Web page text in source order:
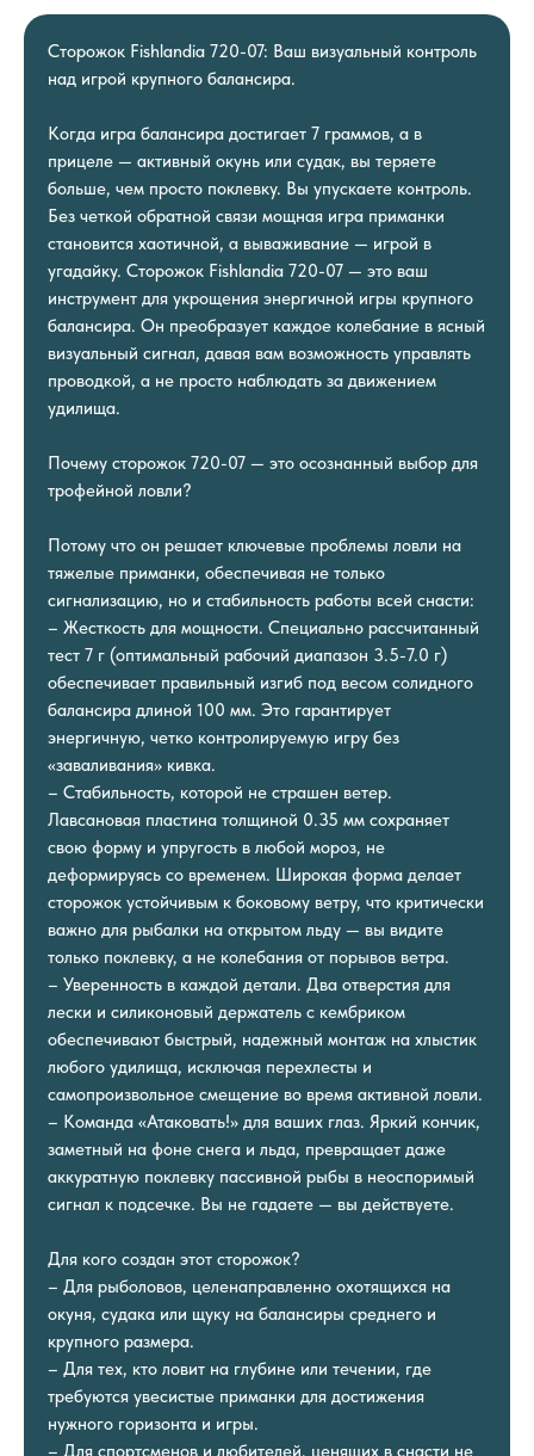
Сторожок Fishlandia 720-07: Ваш визуальный контроль
над игрой крупного балансира.
Когда игра балансира достигает 7 граммов, а в
прицеле — активный окунь или судак, вы теряете
больше, чем просто поклевку. Вы упускаете контроль.
Без четкой обратной связи мощная игра приманки
становится хаотичной, а вываживание — игрой в
угадайку. Сторожок Fishlandia 720-07 — это ваш
инструмент для укрощения энергичной игры крупного
балансира. Он преобразует каждое колебание в ясный
визуальный сигнал, давая вам возможность управлять
проводкой, а не просто наблюдать за движением
удилища.
Почему сторожок 720-07 — это осознанный выбор для
трофейной ловли?
Потому что он решает ключевые проблемы ловли на
тяжелые приманки, обеспечивая не только
сигнализацию, но и стабильность работы всей снасти:
– Жесткость для мощности. Специально рассчитанный
тест 7 г (оптимальный рабочий диапазон 3.5-7.0 г)
обеспечивает правильный изгиб под весом солидного
балансира длиной 100 мм. Это гарантирует
энергичную, четко контролируемую игру без
«заваливания» кивка.
– Стабильность, которой не страшен ветер.
Лавсановая пластина толщиной 0.35 мм сохраняет
свою форму и упругость в любой мороз, не
деформируясь со временем. Широкая форма делает
сторожок устойчивым к боковому ветру, что критически
важно для рыбалки на открытом льду — вы видите
только поклевку, а не колебания от порывов ветра.
– Уверенность в каждой детали. Два отверстия для
лески и силиконовый держатель с кембриком
обеспечивают быстрый, надежный монтаж на хлыстик
любого удилища, исключая перехлесты и
самопроизвольное смещение во время активной ловли.
– Команда «Атаковать!» для ваших глаз. Яркий кончик,
заметный на фоне снега и льда, превращает даже
аккуратную поклевку пассивной рыбы в неоспоримый
сигнал к подсечке. Вы не гадаете — вы действуете.
Для кого создан этот сторожок?
– Для рыболовов, целенаправленно охотящихся на
окуня, судака или щуку на балансиры среднего и
крупного размера.
– Для тех, кто ловит на глубине или течении, где
требуются увесистые приманки для достижения
нужного горизонта и игры.
– Для спортсменов и любителей, ценящих в снасти не